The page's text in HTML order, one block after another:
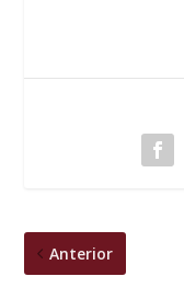
Anterior